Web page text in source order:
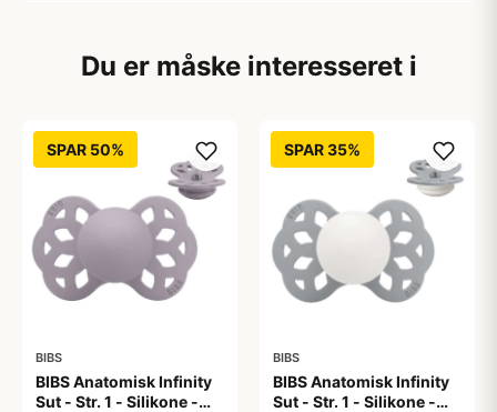
Du er måske interesseret i
SPAR 50%
BIBS
BIBS Anatomisk Infinity
Sut - Str. 1 - Silikone -
SPAR 35%
BIBS
BIBS Anatomisk Infinity
Sut - Str. 1 - Silikone -